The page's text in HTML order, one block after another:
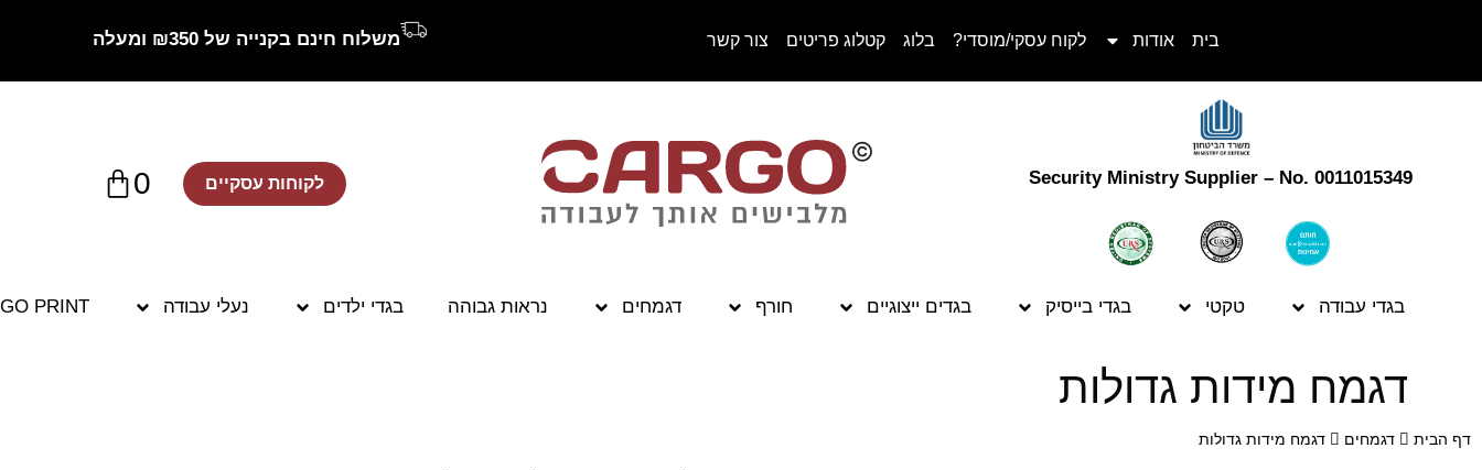
בית אודות לקוח עסקי/מוסדי? בלוג קטלוג פריטים צור קשר משלוח חינם בקנייה של ₪350 ומעלה
Security Ministry Supplier – No. 0011015349 לקוחות עסקיים 0
בגדי עבודה טקטי בגדי בייסיק בגדים ייצוגיים חורף דגמחים נראות גבוהה בגדי ילדים נעלי עבודה PRINT
דגמח מידות גדולות
דף הבית דגמחים דגמח מידות גדולות